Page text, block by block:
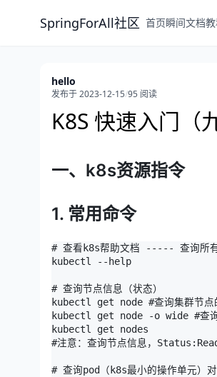
SpringForAll社区 首页瞬间文档
hello
发布于 2023-12-15/95 阅读
K8S 快速入门（
一、k8s资源指令
1. 常用命令
# 查看k8s帮助文档 ----- 查询所
kubectl --help
# 查询节点信息（状态）
kubectl get node #查询集群节点
kubectl get node -o wide #查询
kubectl get nodes
#注意：查询节点信息，
# 查询pod（k8s最小的操作单元）